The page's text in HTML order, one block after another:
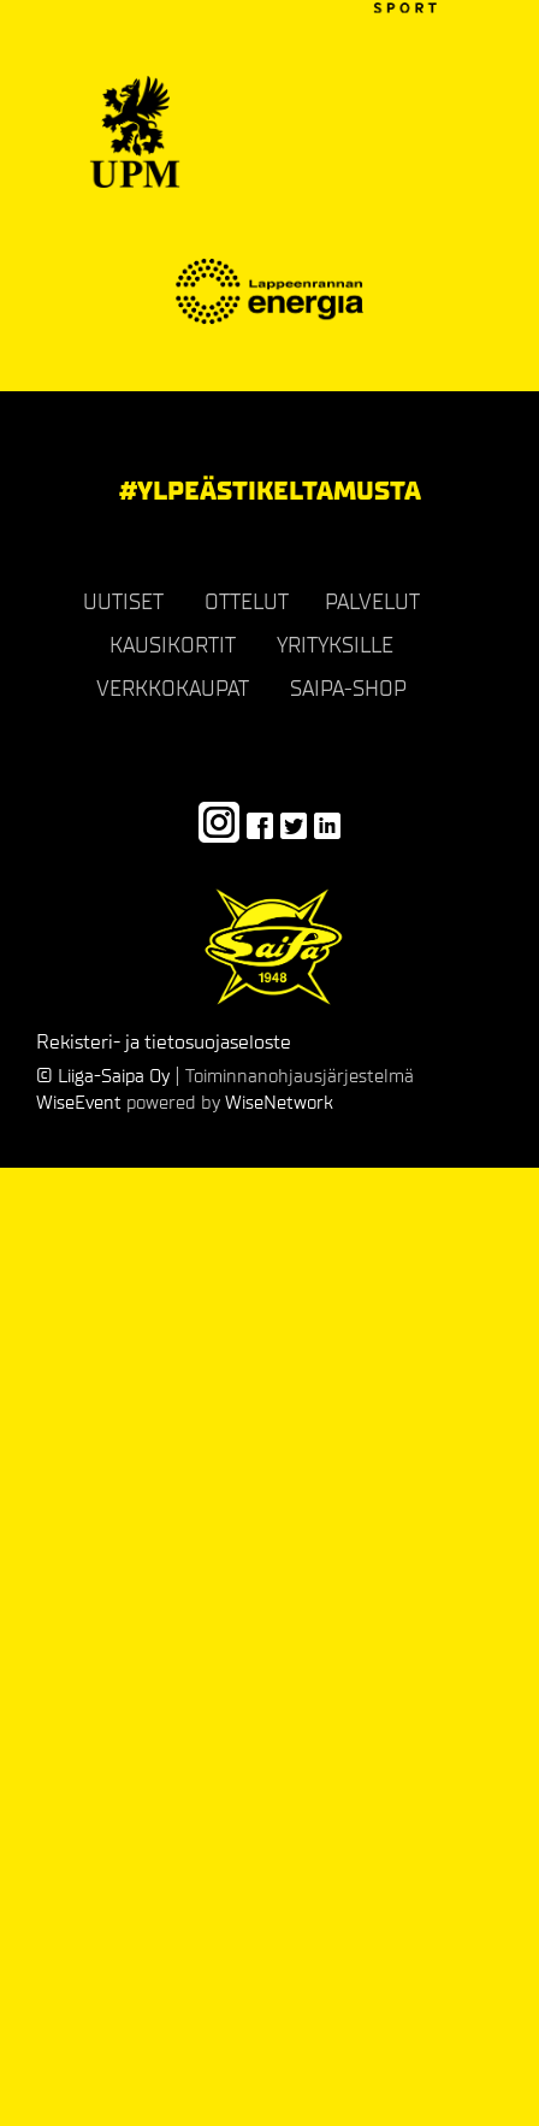
#YLPEÄSTIKELTAMUSTA
UUTISET OTTELUT
PALVELUT
KAUSIKORTIT
YRITYKSILLE
VERKKOKAUPAT
SAIPA-SHOP
Rekisteri- ja tietosuojaseloste
© Liiga-Saipa Oy | Toiminnanohjausjärjestelmä
WiseEvent powered by WiseNetwork